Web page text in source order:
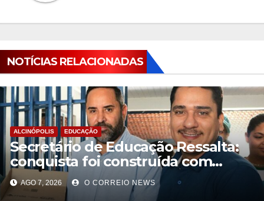
NOTÍCIAS RELACIONADAS
ALCINÓPOLIS EDUCAÇÃO
Secretário de Educação Ressalta:
conquista foi construída com
planejamento pedagógico,
AGO 7, 2026 O CORREIO NEWS